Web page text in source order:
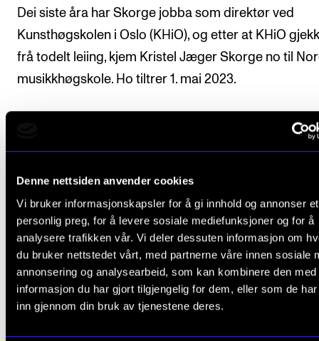
Denne nettsiden anvender cookies
Vi bruker informasjonskapsler for å gi innhold og annonser et
personlig preg, for å levere sosiale mediefunksjoner og for å
analysere trafikken vår. Vi deler dessuten informasjon om
du bruker nettstedet vårt, med partnerne våre innen sosiale
annonsering og analysearbeid, som kan kombinere den med
informasjon du har gjort tilgjengelig for dem, eller som de
inn gjennom din bruk av tjenestene deres.
Dei siste åra har Skorge jobba som direktør ved
Kunsthøgskolen i Oslo (KHiO), og etter at KHiO
frå todelt leiing, kjem Kristel Jæger Skorge no til
musikkhøgskole. Ho tiltrer 1. mai 2023.
ARTIKLER relevante